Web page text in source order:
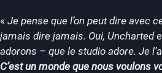
« Je pense que l’on peut dire avec
jamais dire jamais. Oui, Uncharted
adorons – que le studio adore. Je
C’est un monde que nous voulons